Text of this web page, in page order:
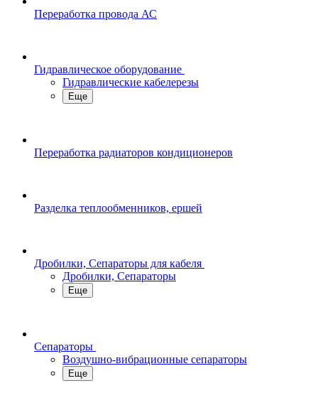
Переработка провода АС
Гидравлическое оборудование
Гидравлические кабелерезы
Еще
Переработка радиаторов кондиционеров
Разделка теплообменников, ершей
Дробилки, Сепараторы для кабеля
Дробилки, Сепараторы
Еще
Сепараторы
Воздушно-вибрационные сепараторы
Еще